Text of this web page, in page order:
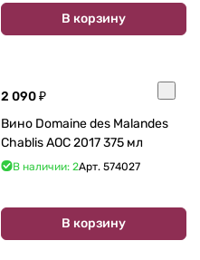
В корзину
2 090 ₽
Вино Domaine des Malandes
Chablis AOC 2017 375 мл
В наличии: 2Арт. 574027
В корзину